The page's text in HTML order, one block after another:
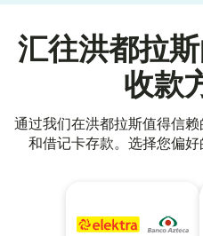
汇往洪都拉
收款
通过我们在洪都拉斯值得信
和借记卡存款。选择您偏好